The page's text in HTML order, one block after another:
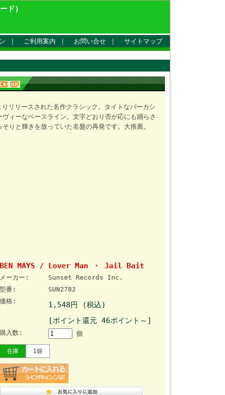
ド）
｜ ご利用案内 ｜ お問い合せ ｜ サイトマップ
リリースされた名作クラシック。タイトなパーカシ
ィーなベースライン。文字どおり否が応にも踊らさ
りと輝きを放っていた名盤の再発です。大推薦。
BEN MAYS / Lover Man ・ Jail Bait
メーカー:
Sunset Records Inc.
型番:
SUN2782
価格:
1,548円 (税込)
[ポイント還元 46ポイント～]
購入数: 個
在庫 1個